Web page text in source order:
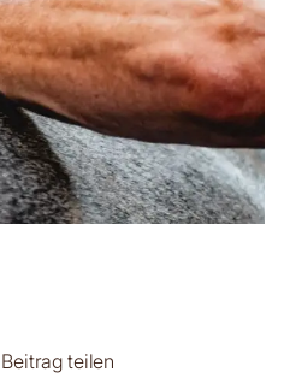
Beitrag teilen